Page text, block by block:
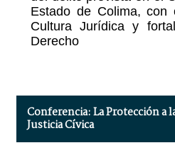
Estado de Colima,
Cultura Jurídica y
Derecho
Conferencia: La Protección a
Justicia Cívica